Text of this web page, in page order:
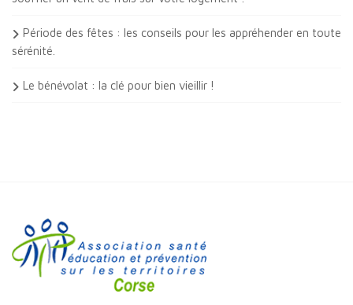
Période des fêtes : les conseils pour les appréhender en toute
sérénité.
Le bénévolat : la clé pour bien vieillir !